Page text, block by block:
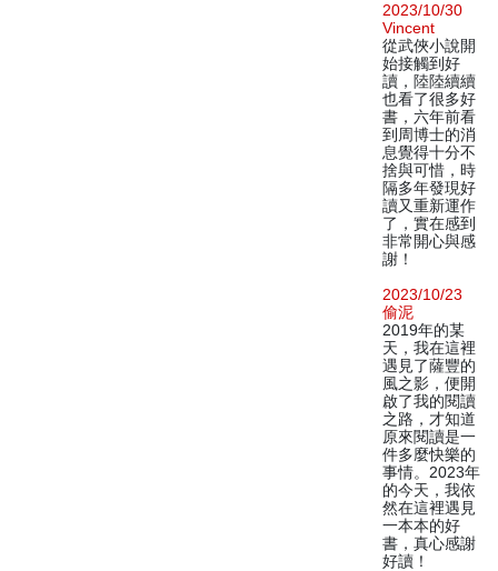
2023/10/30
Vincent
從武俠小說開
始接觸到好
讀，陸陸續續
也看了很多好
書，六年前看
到周博士的消
息覺得十分不
捨與可惜，時
隔多年發現好
讀又重新運作
了，實在感到
非常開心與感
謝！
2023/10/23
偷泥
2019年的某
天，我在這裡
遇見了薩豐的
風之影，便開
啟了我的閱讀
之路，才知道
原來閱讀是一
件多麼快樂的
事情。2023年
的今天，我依
然在這裡遇見
一本本的好
書，真心感謝
好讀！